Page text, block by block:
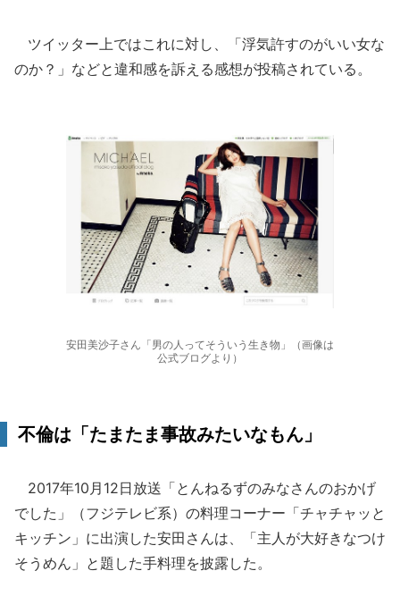
ツイッター上ではこれに対し、「浮気許すのがいい女な
のか？」などと違和感を訴える感想が投稿されている。
安田美沙子さん「男の人ってそういう生き物」（画像は
公式ブログより）
不倫は「たまたま事故みたいなもん」
2017年10月12日放送「とんねるずのみなさんのおかげ
でした」（フジテレビ系）の料理コーナー「チャチャッと
キッチン」に出演した安田さんは、「主人が大好きなつけ
そうめん」と題した手料理を披露した。